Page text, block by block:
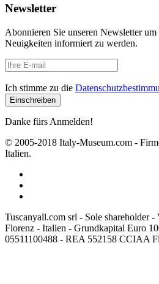
Newsletter
Abonnieren Sie unseren Newsletter
Neuigkeiten informiert zu werden.
Ich stimme zu die
Danke fürs Anmelden!
© 2005-2018 Italy-Museum.com -
Italien.
Tuscanyall.com srl - Sole shareholder
Florenz - Italien - Grundkapital Euro
05511100488 - REA 552158 CCIAA